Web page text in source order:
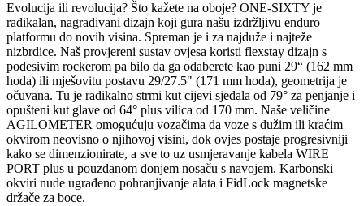
Evolucija ili revolucija? Što kažete na oboje? ONE-SIXTY je
radikalan, nagrađivani dizajn koji gura našu izdržljivu enduro
platformu do novih visina. Spreman je i za najduže i najteže
nizbrdice. Naš provjereni sustav ovjesa koristi flexstay dizajn s
podesivim rockerom pa bilo da ga odaberete kao puni 29“ (162 mm
hoda) ili mješovitu postavu 29/27.5" (171 mm hoda), geometrija je
očuvana. Tu je radikalno strmi kut cijevi sjedala od 79° za penjanje i
opušteni kut glave od 64° plus vilica od 170 mm. Naše veličine
AGILOMETER omogućuju vozačima da voze s dužim ili kraćim
okvirom neovisno o njihovoj visini, dok ovjes postaje progresivniji
kako se dimenzionirate, a sve to uz usmjeravanje kabela WIRE
PORT plus u pouzdanom donjem nosaču s navojem. Karbonski
okviri nude ugrađeno pohranjivanje alata i FidLock magnetske
držače za boce.